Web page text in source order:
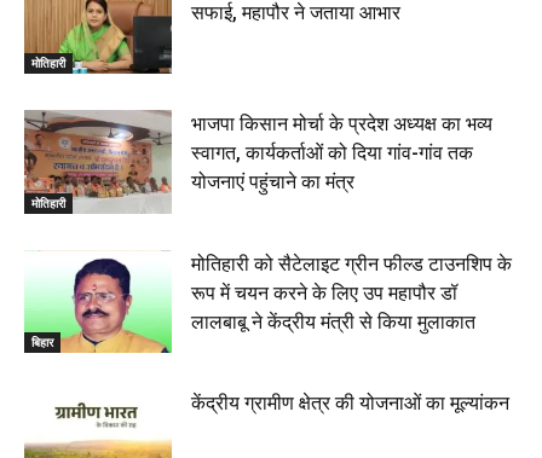
मोतिहारी
सफाई, महापौर ने जताया आभार
मोतिहारी
भाजपा किसान मोर्चा के प्रदेश अध्यक्ष का भव्य
स्वागत, कार्यकर्ताओं को दिया गांव-गांव तक
योजनाएं पहुंचाने का मंत्र
बिहार
मोतिहारी को सैटेलाइट ग्रीन फील्ड टाउनशिप के
रूप में चयन करने के लिए उप महापौर डॉ
लालबाबू ने केंद्रीय मंत्री से किया मुलाकात
केंद्रीय ग्रामीण क्षेत्र की योजनाओं का मूल्यांकन